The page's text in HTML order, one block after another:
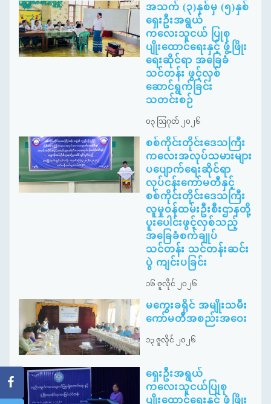
အသက် (၃)နှစ်မှ (၅)နှစ်
ရှေးဦးအရွယ်
ကလေးသူငယ် ပြုစု
ပျိုးထောင်ရေးနှင့် ဖွံ့ဖြိုး
ရေးဆိုင်ရာ အခြေခံ
သင်တန်း ဖွင့်လှစ်
ဆောင်ရွက်ခြင်း
သတင်းစဉ်
၀၃ ဩဂုတ် ၂၀၂၆
စစ်ကိုင်းတိုင်းဒေသကြီး
ကလေးအလုပ်သမားများ
ပပျောက်ရေးဆိုင်ရာ
လုပ်ငန်းကော်မတီနှင့်
စစ်ကိုင်းတိုင်းဒေသကြီး
လူမှုဝန်ထမ်းဦးစီးဌာနတို့
ပူးပေါင်းဖွင့်လှစ်သည့်
အခြေခံစက်ချုပ်
သင်တန်း သင်တန်းဆင်း
ပွဲ ကျင်းပခြင်း
၁၆ ဇူလိုင် ၂၀၂၆
မကွေးခရိုင် အမျိုးသမီး
ကော်မတီအစည်းအဝေး
၁၃ ဇူလိုင် ၂၀၂၆
ရှေးဦးအရွယ်
ကလေးသူငယ်ပြုစု
ပျိုးထောင်ရေးနှင့် ဖွံ့ဖြိုး